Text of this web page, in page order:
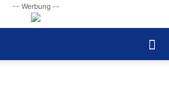
-- Werbung --